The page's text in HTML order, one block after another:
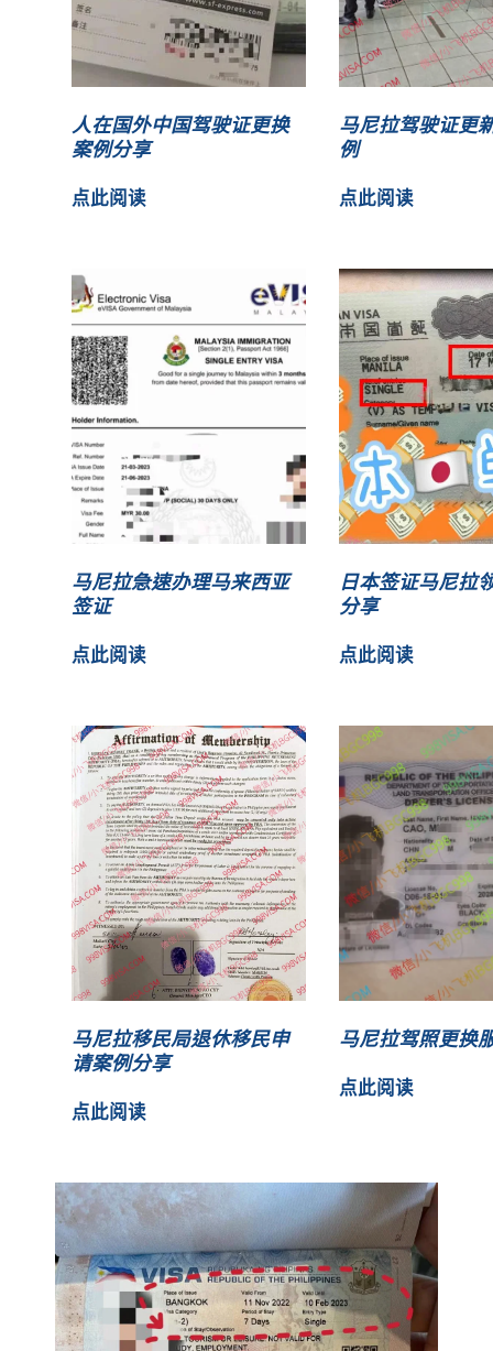
人在国外中国驾驶证更换
案例分享
点此阅读
马尼拉驾驶证更
例
点此阅读
马尼拉急速办理马来西亚
签证
点此阅读
日本签证马尼拉
分享
点此阅读
马尼拉移民局退休移民申
请案例分享
点此阅读
马尼拉驾照更换
点此阅读